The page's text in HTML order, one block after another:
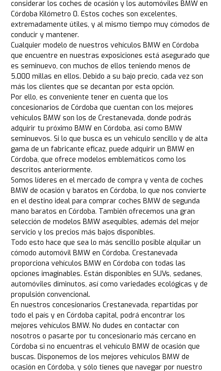
considerar los coches de ocasión y los automóviles BMW en
Córdoba Kilómetro 0. Estos coches son excelentes,
extremadamente útiles, y al mismo tiempo muy cómodos de
conducir y mantener.
Cualquier modelo de nuestros vehículos BMW en Córdoba
que encuentre en nuestras exposiciones está asegurado que
es seminuevo, con muchos de ellos teniendo menos de
5.000 millas en ellos. Debido a su bajo precio, cada vez son
más los clientes que se decantan por esta opción.
Por ello, es conveniente tener en cuenta que los
concesionarios de Córdoba que cuentan con los mejores
vehículos BMW son los de Crestanevada, donde podrás
adquirir tu próximo BMW en Córdoba, así como BMW
seminuevos. Si lo que busca es un vehículo sencillo y de alta
gama de un fabricante eficaz, puede adquirir un BMW en
Córdoba, que ofrece modelos emblemáticos como los
descritos anteriormente.
Somos líderes en el mercado de compra y venta de coches
BMW de ocasión y baratos en Córdoba, lo que nos convierte
en el destino ideal para comprar coches BMW de segunda
mano baratos en Córdoba. También ofrecemos una gran
selección de modelos BMW asequibles, además del mejor
servicio y los precios más bajos disponibles.
Todo esto hace que sea lo más sencillo posible alquilar un
cómodo automóvil BMW en Córdoba. Crestanevada
proporciona vehículos BMW en Córdoba con todas las
opciones imaginables. Están disponibles en SUVs, sedanes,
automóviles diminutos, así como variedades ecológicas y de
propulsión convencional.
En nuestros concesionarios Crestanevada, repartidas por
todo el país y en Córdoba capital, podrá encontrar los
mejores vehículos BMW. No dudes en contactar con
nosotros o pasarte por tu concesionario más cercano en
Córdoba si no encuentras el vehículo BMW de ocasión que
buscas. Disponemos de los mejores vehículos BMW de
ocasión en Córdoba, y sólo tienes que navegar por nuestro